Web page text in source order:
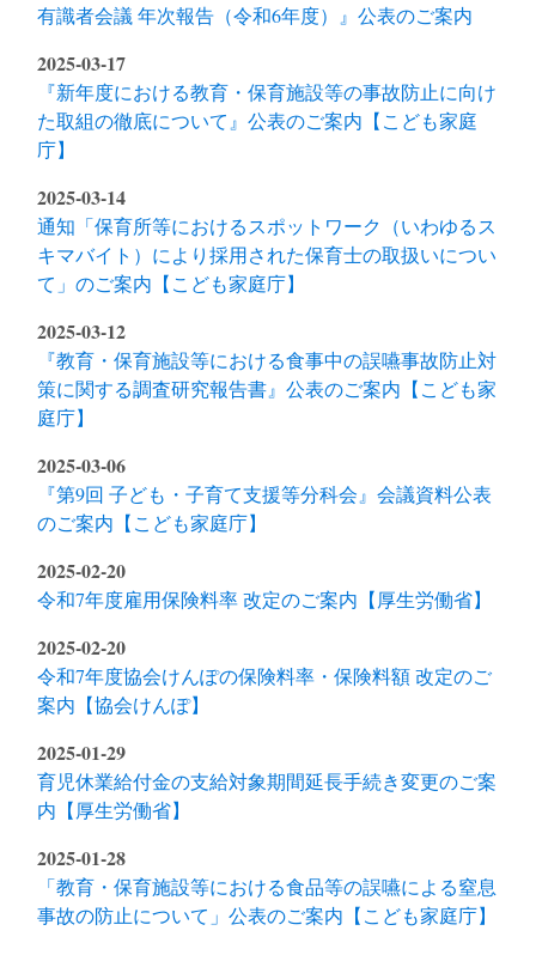
有識者会議 年次報告（令和6年度）』公表のご案内
2025-03-17
『新年度における教育・保育施設等の事故防止に向け
た取組の徹底について』公表のご案内【こども家庭
庁】
2025-03-14
通知「保育所等におけるスポットワーク（いわゆるス
キマバイト）により採用された保育士の取扱いについ
て」のご案内【こども家庭庁】
2025-03-12
『教育・保育施設等における食事中の誤嚥事故防止対
策に関する調査研究報告書』公表のご案内【こども家
庭庁】
2025-03-06
『第9回 子ども・子育て支援等分科会』会議資料公表
のご案内【こども家庭庁】
2025-02-20
令和7年度雇用保険料率 改定のご案内【厚生労働省】
2025-02-20
令和7年度協会けんぽの保険料率・保険料額 改定のご
案内【協会けんぽ】
2025-01-29
育児休業給付金の支給対象期間延長手続き変更のご案
内【厚生労働省】
2025-01-28
「教育・保育施設等における食品等の誤嚥による窒息
事故の防止について」公表のご案内【こども家庭庁】